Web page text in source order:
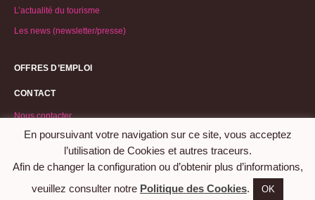
L’actualité du tourisme
Les news (newsletter/presse)
OFFRES D’EMPLOI
CONTACT
Nous contacter
Demande d’adhésion
©2026 Association Femmes du Tourisme
Mentions légales|Privacy policy|Politique de cookies
En poursuivant votre navigation sur ce site, vous acceptez
l’utilisation de Cookies et autres traceurs.
Afin de changer la configuration ou d’obtenir plus d’informations,
veuillez consulter notre Politique des Cookies. OK